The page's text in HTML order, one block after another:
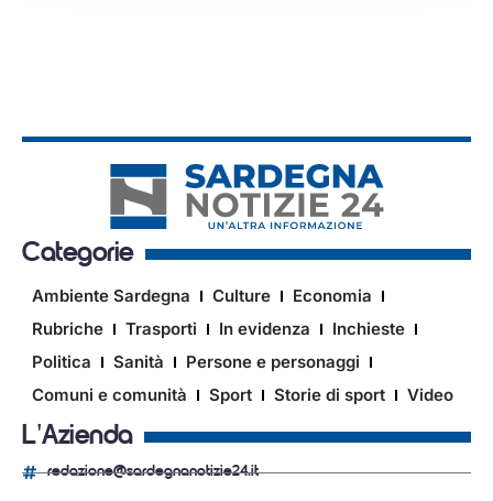
Categorie
Ambiente Sardegna Culture
Economia
Rubriche
Trasporti In evidenza
Inchieste
Politica
Sanità
Persone e personaggi
Comuni e comunità
Sport Storie di sport Video
L'Azienda
redazione@sardegnanotizie24.it